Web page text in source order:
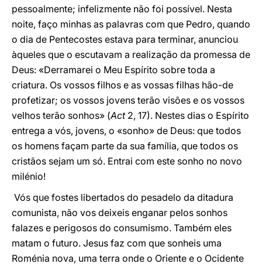
pessoalmente; infelizmente não foi possível. Nesta
noite, faço minhas as palavras com que Pedro, quando
o dia de Pentecostes estava para terminar, anunciou
àqueles que o escutavam a realização da promessa de
Deus: «Derramarei o Meu Espírito sobre toda a
criatura. Os vossos filhos e as vossas filhas hão-de
profetizar; os vossos jovens terão visões e os vossos
velhos terão sonhos» (Act2, 17). Nestes dias o Espírito
entrega a vós, jovens, o «sonho» de Deus: que todos
os homens façam parte da sua família, que todos os
cristãos sejam um só. Entrai com este sonho no novo
milénio!
Vós que fostes libertados do pesadelo da ditadura
comunista, não vos deixeis enganar pelos sonhos
falazes e perigosos do consumismo. Também eles
matam o futuro. Jesus faz com que sonheis uma
Roménia nova, uma terra onde o Oriente e o Ocidente